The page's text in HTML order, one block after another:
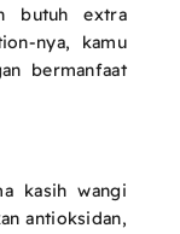
butuh extra
nya, kamu
bermanfaat
kasih wangi
antioksidan,